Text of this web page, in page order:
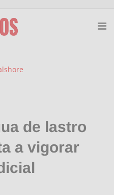
de lastro
a vigorar